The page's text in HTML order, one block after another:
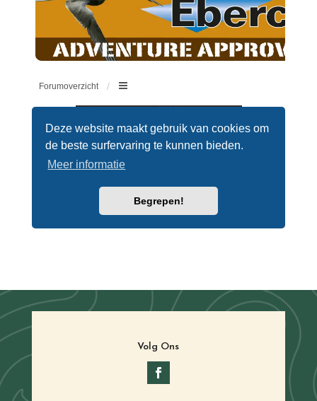
Volg Ons